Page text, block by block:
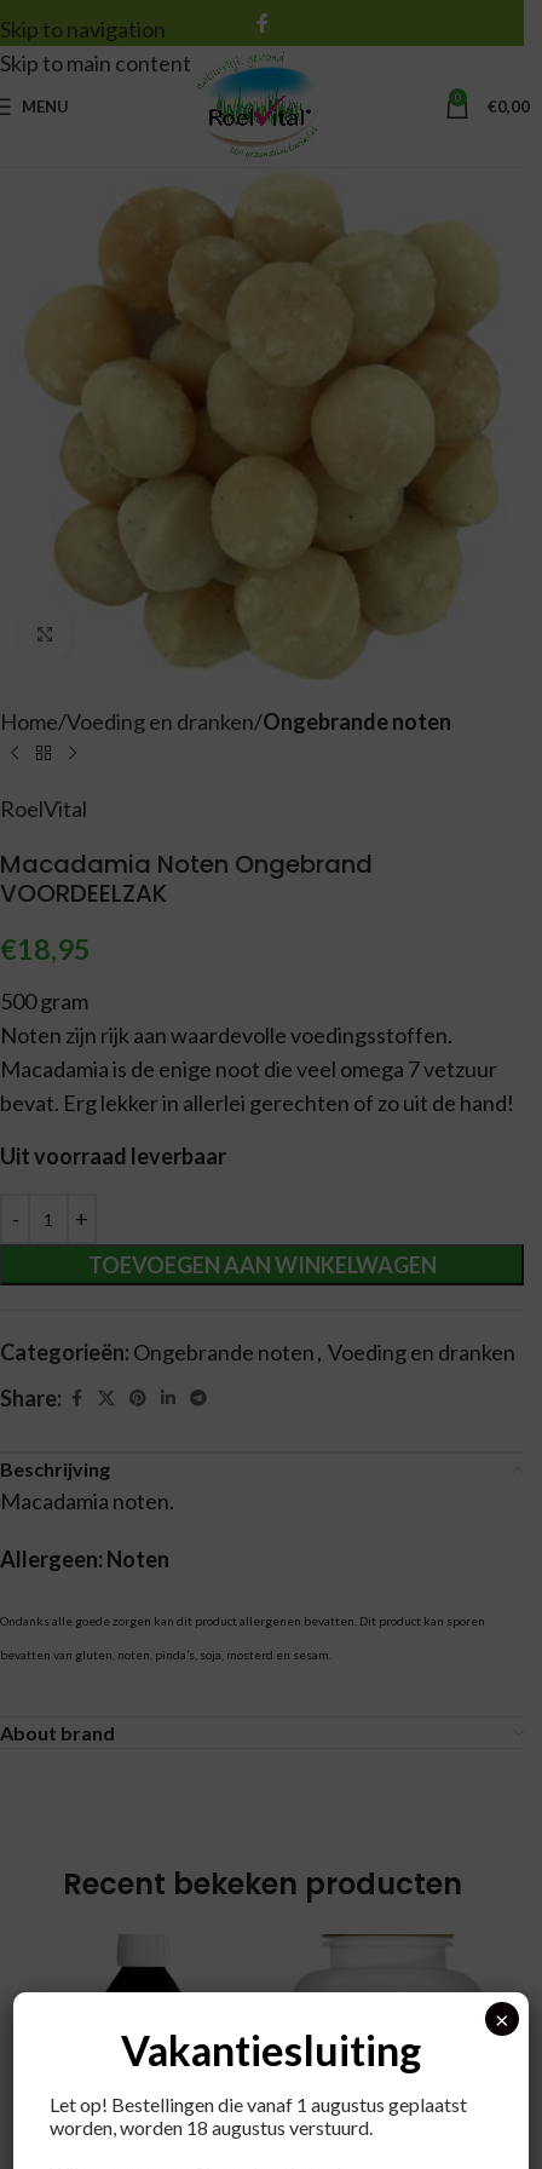
Skip to navigation
Skip to main content
MENU 0 €0,00
Vergroten
Home Voeding en dranken Ongebrande noten
RoelVital
Macadamia Noten Ongebrand
VOORDEELZAK
€18,95
500 gram
Noten zijn rijk aan waardevolle voedingsstoffen.
Macadamia is de enige noot die veel omega 7 vetzuur
bevat. Erg lekker in allerlei gerechten of zo uit de hand!
Uit voorraad leverbaar
TOEVOEGEN AAN WINKELWAGEN
Alternative:
Categorieën: Ongebrande noten, Voeding en dranken
Share:
Beschrijving
Macadamia noten.
Allergeen: Noten
Ondanks alle goede zorgen kan dit product allergenen bevatten. Dit product kan sporen
bevatten van gluten, noten, pinda’s, soja, mosterd en sesam.
About brand
Recent bekeken producten
Vakantiesluiting
Let op! Bestellingen die vanaf 1 augustus geplaatst
worden, worden 18 augustus verstuurd.
×